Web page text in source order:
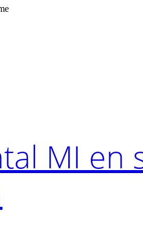
MI en